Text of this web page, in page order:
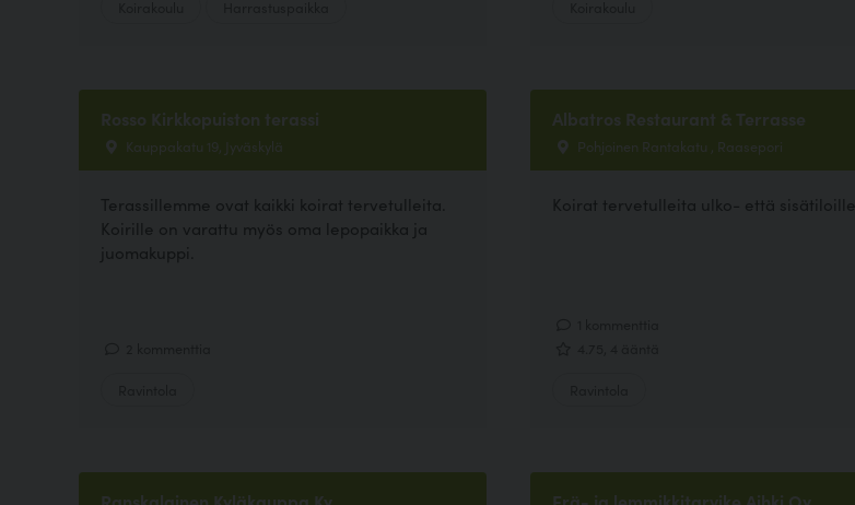
Rosso Kirkkopuiston terassi
Kauppakatu 19, Jyväskylä
Terassillemme ovat kaikki koirat tervetulleita.
Koirille on varattu myös oma lepopaikka ja
juomakuppi.
Albatros Restaurant & Terrasse
Pohjoinen Rantakatu , Raasepori
Koirat tervetulleita ulko- että sisätiloille.